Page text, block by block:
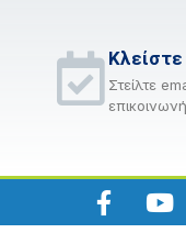
Στείλτε